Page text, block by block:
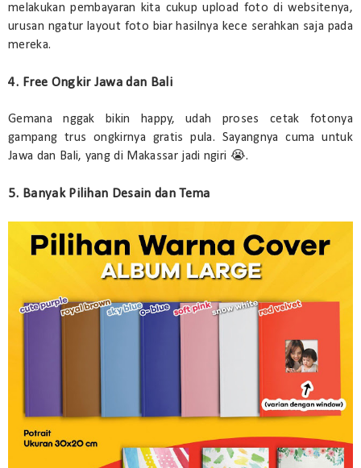
melakukan pembayaran kita cukup upload foto di websitenya,
urusan ngatur layout foto biar hasilnya kece serahkan saja pada
mereka.
4. Free Ongkir Jawa dan Bali
Gemana nggak bikin happy, udah proses cetak fotonya
gampang trus ongkirnya gratis pula. Sayangnya cuma untuk
Jawa dan Bali, yang di Makassar jadi ngiri 😭.
5. Banyak Pilihan Desain dan Tema